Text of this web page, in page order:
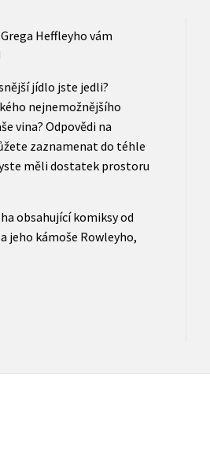
Heffleyho vám
jídlo jste jedli?
nejnemožnějšího
vina? Odpovědi na
zaznamenat do téhle
měli dostatek prostoru
obsahující komiksy od
jeho kámoše Rowleyho,